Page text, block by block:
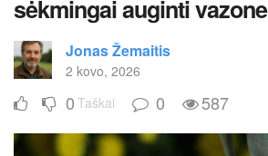
sėkmingai auginti vazone
Jonas Žemaitis
2 kovo, 2026
0 Taškai 0 587